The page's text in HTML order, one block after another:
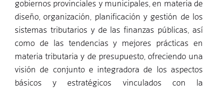
gobiernos provinciales y municipales, en materia de
diseño, organización, planificación y gestión de los
sistemas tributarios y de las finanzas públicas, así
como de las tendencias y mejores prácticas en
materia tributaria y de presupuesto, ofreciendo una
visión de conjunto e integradora de los aspectos
básicos y estratégicos vinculados con la